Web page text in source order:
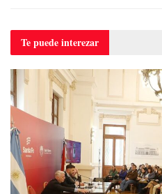
Te puedeinterezar